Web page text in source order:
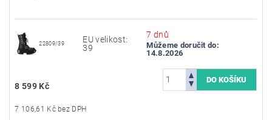
22809/39
EU velikost:
39
7 dnů
Můžeme doručit do:
14.8.2026
8 599 Kč
7 106,61 Kč bez DPH